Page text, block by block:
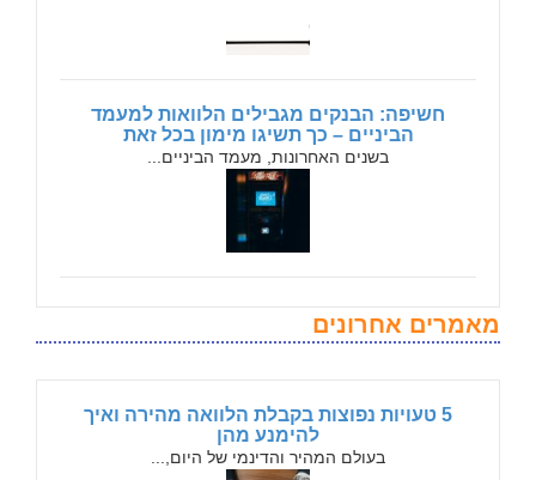
חשיפה: הבנקים מגבילים הלוואות למעמד
הביניים – כך תשיגו מימון בכל זאת
בשנים האחרונות, מעמד הביניים...
מאמרים אחרונים
5 טעויות נפוצות בקבלת הלוואה מהירה ואיך
להימנע מהן
בעולם המהיר והדינמי של היום,...